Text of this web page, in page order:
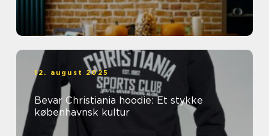
12. august 2025
Bevar Christiania hoodie: Et stykke
københavnsk kultur